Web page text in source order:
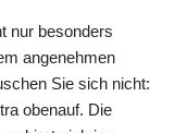
nur besonders
angenehmen
Sie sich nicht:
obenauf. Die